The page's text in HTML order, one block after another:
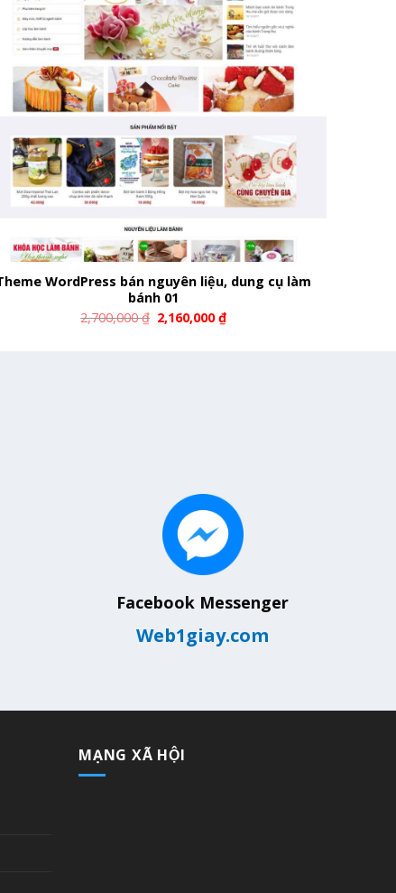
WordPress bán nguyên liệu, dung cụ làm
bánh 01
2,700,000₫ 2,160,000₫
Facebook Messenger
Web1giay.com
MẠNG XÃ HỘI